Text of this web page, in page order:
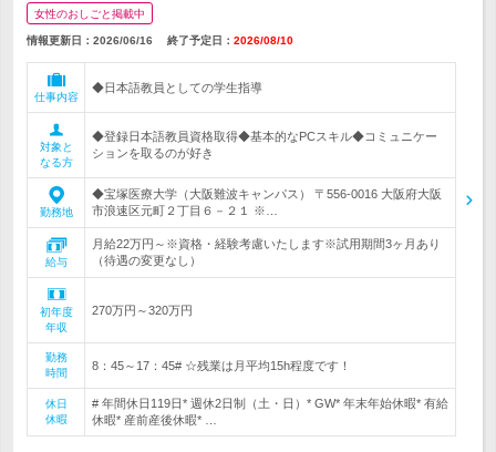
女性のおしごと掲載中
情報更新日：2026/06/16 終了予定日： 2026/08/10
仕事内容
◆日本語教員としての学生指導
対象と
なる方
◆登録日本語教員資格取得◆基本的なPCスキル◆コミュニケー
ションを取るのが好き
勤務地
◆宝塚医療大学（大阪難波キャンパス） 〒556-0016 大阪府大阪
市浪速区元町２丁目６－２１ ※…
給与
月給22万円～※資格・経験考慮いたします※試用期間3ヶ月あり
（待遇の変更なし）
初年度
年収
270万円～320万円
勤務
時間
8：45～17：45# ☆残業は月平均15h程度です！
休日
休暇
# 年間休日119日* 週休2日制（土・日）* GW* 年末年始休暇* 有給
休暇* 産前産後休暇* …